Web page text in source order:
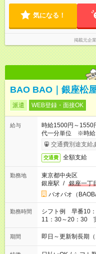
ません
気になる！
掲載元企
BAO BAO｜銀座松
派遣 WEB登録・面接OK
給与
時給1500円～
代一分単位 ※時給
お時給は一例です
交通費別途支給
交通費 全額支給
勤務地
東京都中央区
銀座駅 / 銀座一丁
バオバオ（
勤務時間
シフト例 早番10
11：30～20：30
期間 即日～更新制長期（